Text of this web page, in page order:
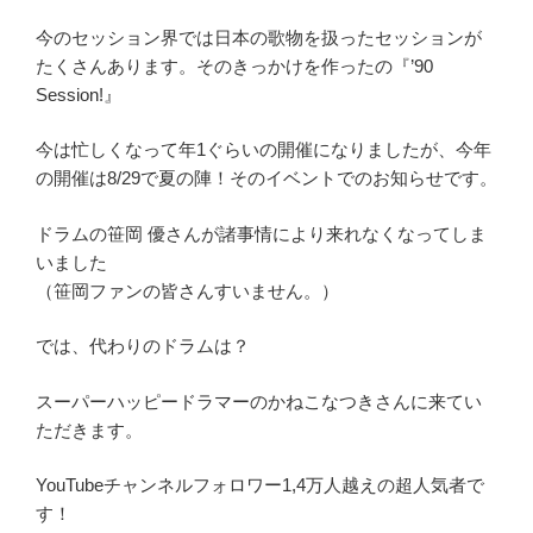
今のセッション界では日本の歌物を扱ったセッションが
たくさんあります。そのきっかけを作ったの『’90
Session!』
今は忙しくなって年1ぐらいの開催になりましたが、今年
の開催は8/29で夏の陣！そのイベントでのお知らせです。
ドラムの笹岡 優さんが諸事情により来れなくなってしま
いました
（笹岡ファンの皆さんすいません。）
では、代わりのドラムは？
スーパーハッピードラマーのかねこなつきさんに来てい
ただきます。
YouTubeチャンネルフォロワー1,4万人越えの超人気者で
す！